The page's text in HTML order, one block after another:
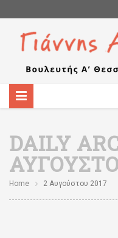
DAILY
Home 2 Αυγούστου 2017